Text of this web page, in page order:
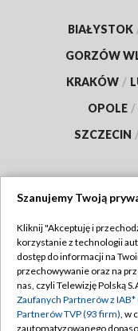
BIAŁYSTOK
GORZÓW
KRAKÓW /
OPOLE /
SZCZECIN
Abonament TVP
Emisja w TVP
Centrum informacji
Szanujemy Twoją
Kliknij "Akceptuję i
korzystanie z technologii
dostęp do informacji na
przechowywanie oraz na
nas, czyli Telewizję Polską
Zaufanych Partnerów z
Partnerów TVP (93 firm), w
zautomatyzowanego